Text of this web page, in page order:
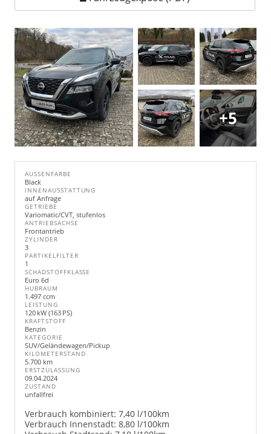
+5
AUSSENFARBE
Black
INNENAUSSTATTUNG
auf Anfrage
GETRIEBE
Variomatic/CVT, stufenlos
ANTRIEBSACHSE
Frontantrieb
ZYLINDER
3
PARTIKELFILTER
1
SCHADSTOFFKLASSE
Euro 6d
HUBRAUM
1.497 ccm
LEISTUNG
120 kW (163 PS)
KRAFTSTOFF
Benzin
KATEGORIE
SUV/Geländewagen/Pickup
KILOMETERSTAND
5.700 km
ERSTZULASSUNG
09.04.2024
ZUSTAND
unfallfrei
Verbrauch kombiniert: 7,40 l/100km
Verbrauch Innenstadt: 8,80 l/100km